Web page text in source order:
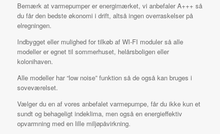
Bemærk at varmepumper er energimærket, vi anbefaler A+++ så
du får den bedste økonomi i drift, altså ingen overraskelser på
elregningen.
Indbygget eller mulighed for tilkøb af WI-FI moduler så alle
modeller er egnet til sommerhuset, helårsboligen eller
kolonihaven.
Alle modeller har “low noise” funktion så de også kan bruges i
soveværelset.
Vælger du en af vores anbefalet varmepumpe, får du ikke kun et
sundt og behageligt indeklima, men også en energieffektiv
opvarmning med en lille miljøpåvirkning.